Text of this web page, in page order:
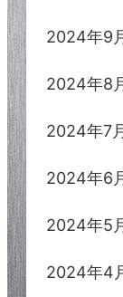
2024年9
2024年8
2024年7
2024年6
2024年5
2024年4